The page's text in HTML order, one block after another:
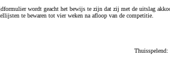
wordt geacht het bewijs te zijn dat zij met de uitslag
te bewaren tot vier weken na afloop van de competitie.
Thuisspelend: